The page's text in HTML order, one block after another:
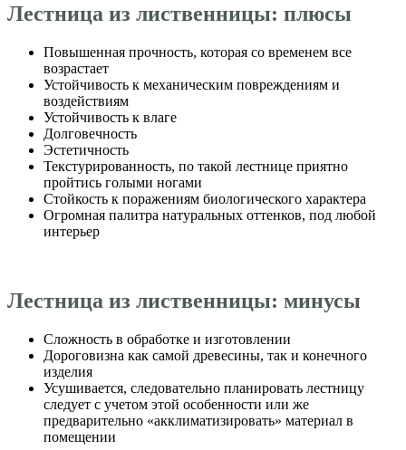
Лестница из лиственницы: плюсы
Повышенная прочность, которая со временем все
возрастает
Устойчивость к механическим повреждениям и
воздействиям
Устойчивость к влаге
Долговечность
Эстетичность
Текстурированность, по такой лестнице приятно
пройтись голыми ногами
Стойкость к поражениям биологического характера
Огромная палитра натуральных оттенков, под любой
интерьер
Лестница из лиственницы: минусы
Сложность в обработке и изготовлении
Дороговизна как самой древесины, так и конечного
изделия
Усушивается, следовательно планировать лестницу
следует с учетом этой особенности или же
предварительно «акклиматизировать» материал в
помещении